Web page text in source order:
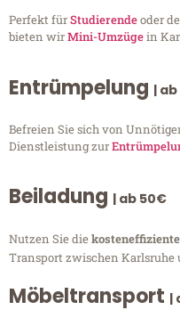
Perfekt fürStudierendeoder
bieten wirMini-Umzügein
Entrümpelung |
Befreien Sie sich von
Dienstleistung zur
Beiladung | ab 50€
Nutzen Sie die
Transport zwischen Karlsruhe
Möbeltransport |